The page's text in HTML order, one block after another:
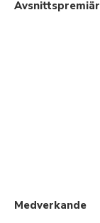
Avsnittspremiär
Medverkande